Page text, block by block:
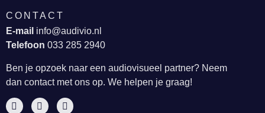
CONTACT
E-mail info@audivio.nl
Telefoon 033 285 2940
Ben je opzoek naar een audiovisueel partner? Neem
dan contact met ons op. We helpen je graag!